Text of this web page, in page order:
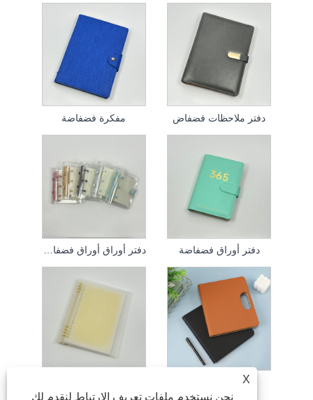
مفكرة فضفاضة دفتر ملاحظات فضفاض
دفتر أوراق فضفاضة
Binder Notebook
X
نحن نستخدم ملفات تعريف الارتباط لنقدم لك